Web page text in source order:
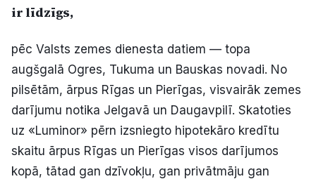
ir līdzīgs,
pēc Valsts zemes dienesta datiem — topa
augšgalā Ogres, Tukuma un Bauskas novadi. No
pilsētām, ārpus Rīgas un Pierīgas, visvairāk zemes
darījumu notika Jelgavā un Daugavpilī. Skatoties
uz «Luminor» pērn izsniegto hipotekāro kredītu
skaitu ārpus Rīgas un Pierīgas visos darījumos
kopā, tātad gan dzīvokļu, gan privātmāju gan